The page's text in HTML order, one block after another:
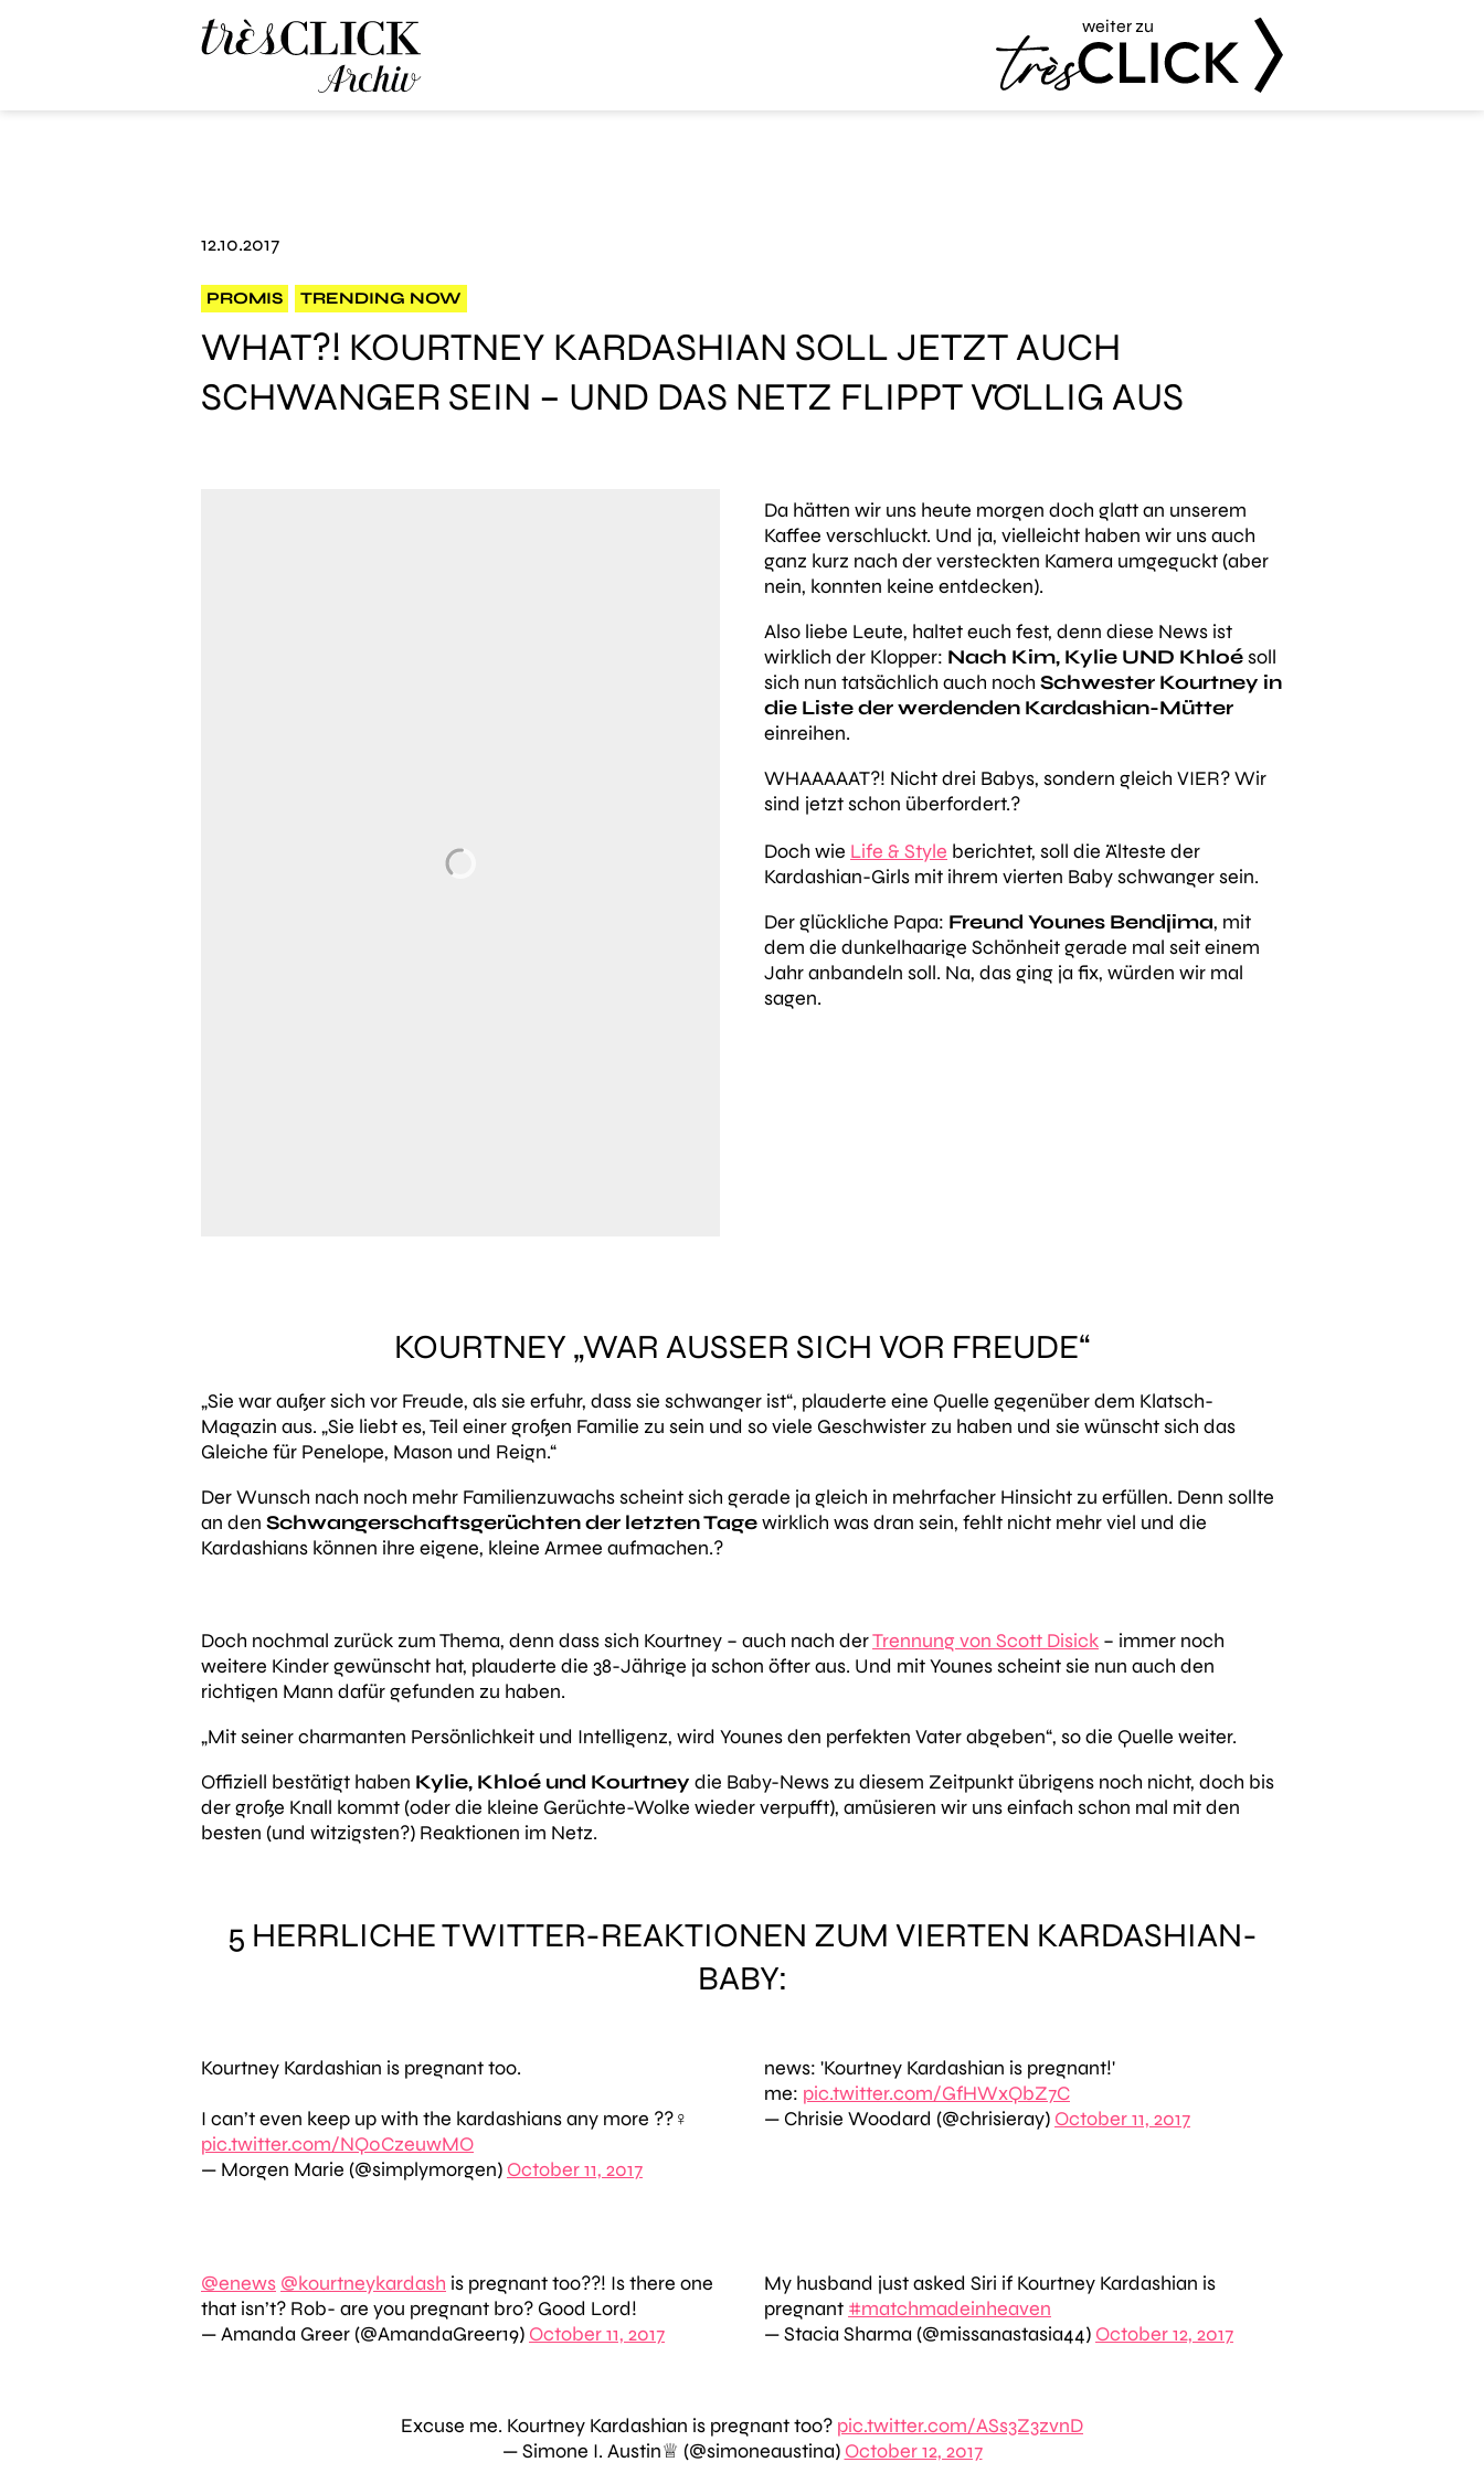
weiter zu
12.10.2017
PROMIS TRENDING NOW
WHAT?! KOURTNEY KARDASHIAN SOLL JETZT AUCH
SCHWANGER SEIN – UND DAS NETZ FLIPPT VÖLLIG AUS
Da hätten wir uns heute morgen doch glatt an unserem
Kaffee verschluckt. Und ja, vielleicht haben wir uns auch
ganz kurz nach der versteckten Kamera umgeguckt (aber
nein, konnten keine entdecken).
Also liebe Leute, haltet euch fest, denn diese News ist
wirklich der Klopper: Nach Kim, Kylie UND Khloésoll
sich nun tatsächlich auch noch Schwester Kourtney in
die Liste der werdenden Kardashian-Mütter
einreihen.
WHAAAAAT?! Nicht drei Babys, sondern gleich VIER? Wir
sind jetzt schon überfordert.?
Doch wie Life & Style berichtet, soll die Älteste der
Kardashian-Girls mit ihrem vierten Baby schwanger sein.
Der glückliche Papa: Freund Younes Bendjima, mit
dem die dunkelhaarige Schönheit gerade mal seit einem
Jahr anbandeln soll. Na, das ging ja fix, würden wir mal
sagen.
KOURTNEY „WAR AUSSER SICH VOR FREUDE“
„Sie war außer sich vor Freude, als sie erfuhr, dass sie schwanger ist“, plauderte eine Quelle gegenüber dem Klatsch-
Magazin aus. „Sie liebt es, Teil einer großen Familie zu sein und so viele Geschwister zu haben und sie wünscht sich das
Gleiche für Penelope, Mason und Reign.“
Der Wunsch nach noch mehr Familienzuwachs scheint sich gerade ja gleich in mehrfacher Hinsicht zu erfüllen. Denn sollte
an den Schwangerschaftsgerüchten der letzten Tagewirklich was dran sein, fehlt nicht mehr viel und die
Kardashians können ihre eigene, kleine Armee aufmachen.?
Doch nochmal zurück zum Thema, denn dass sich Kourtney – auch nach derTrennung von Scott Disick – immer noch
weitere Kinder gewünscht hat, plauderte die 38-Jährige ja schon öfter aus. Und mit Younes scheint sie nun auch den
richtigen Mann dafür gefunden zu haben.
„Mit seiner charmanten Persönlichkeit und Intelligenz, wird Younes den perfekten Vater abgeben“, so die Quelle weiter.
Offiziell bestätigt haben Kylie, Khloé und Kourtney die Baby-News zu diesem Zeitpunkt übrigens noch nicht, doch bis
der große Knall kommt (oder die kleine Gerüchte-Wolke wieder verpufft), amüsieren wir uns einfach schon mal mit den
besten (und witzigsten?) Reaktionen im Netz.
5 HERRLICHE TWITTER-REAKTIONEN ZUM VIERTEN KARDASHIAN-
BABY:
Kourtney Kardashian is pregnant too.
I can’t even keep up with the kardashians any more ??‍♀️
pic.twitter.com/NQ0CzeuwMO
— Morgen Marie (@simplymorgen) October 11, 2017
news: 'Kourtney Kardashian is pregnant!'
me: pic.twitter.com/GfHWxQbZ7C
— Chrisie Woodard (@chrisieray) October 11, 2017
@enews @kourtneykardash is pregnant too??! Is there one
that isn’t? Rob- are you pregnant bro? Good Lord!
— Amanda Greer (@AmandaGreer19) October 11, 2017
My husband just asked Siri if Kourtney Kardashian is
pregnant #matchmadeinheaven
— Stacia Sharma (@missanastasia44) October 12, 2017
Excuse me. Kourtney Kardashian is pregnant too? pic.twitter.com/ASs3Z3zvnD
— Simone I. Austin♕ (@simoneaustina) October 12, 2017